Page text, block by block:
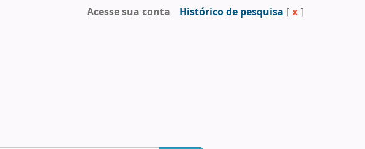
Acesse sua conta Histórico de pesquisa [ x ]